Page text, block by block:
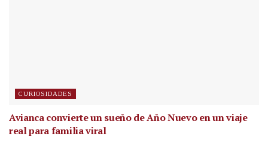
CURIOSIDADES
Avianca convierte un sueño de Año Nuevo en un viaje
real para familia viral